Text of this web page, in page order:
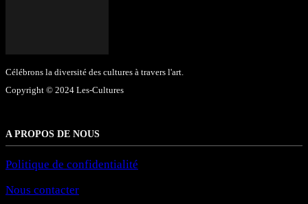
Célébrons la diversité des cultures à travers l'art.
Copyright © 2024 Les-Cultures
A PROPOS DE NOUS
Politique de confidentialité
Nous contacter